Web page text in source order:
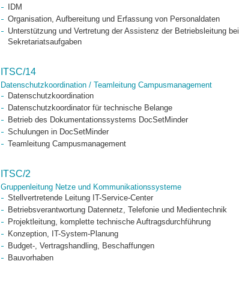
IDM
Organisation, Aufbereitung und Erfassung von Personaldaten
Unterstützung und Vertretung der Assistenz der Betriebsleitung bei
Sekretariatsaufgaben
ITSC/14
Datenschutzkoordination / Teamleitung Campusmanagement
Datenschutzkoordination
Datenschutzkoordinator für technische Belange
Betrieb des Dokumentationssystems DocSetMinder
Schulungen in DocSetMinder
Teamleitung Campusmanagement
ITSC/2
Gruppenleitung Netze und Kommunikationssysteme
Stellvertretende Leitung IT-Service-Center
Betriebsverantwortung Datennetz, Telefonie und Medientechnik
Projektleitung, komplette technische Auftragsdurchführung
Konzeption, IT-System-Planung
Budget-, Vertragshandling, Beschaffungen
Bauvorhaben